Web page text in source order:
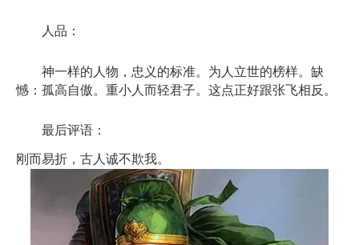
人品：
神一样的人物，忠义的标准。为人立世的榜样。缺
憾：孤高自傲。重小人而轻君子。这点正好跟张飞相反。
最后评语：
刚而易折，古人诚不欺我。